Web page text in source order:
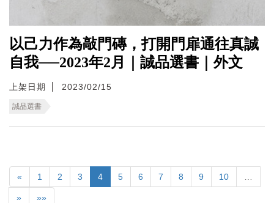
以己力作為敲門磚，打開門扉通往真誠
自我──2023年2月｜誠品選書｜外文
上架日期 2023/02/15
誠品選書
« 1 2 3 4 5 6 7 8 9 10
» »»